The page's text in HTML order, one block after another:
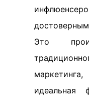
Это
идеальная